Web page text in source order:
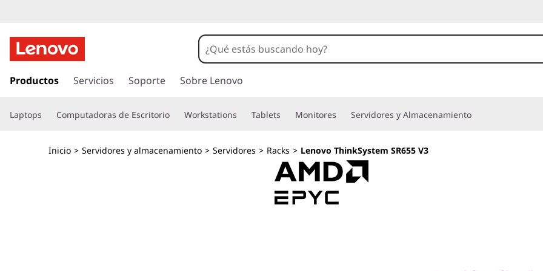
r
c
Productos Servicios Soporte Sobre Lenovo
Laptops Computadoras de Escritorio Workstations Tablets Monitores Servidores y Almacenamiento
Inicio > Servidores y almacenamiento > Servidores > Racks > Lenovo ThinkSystem SR655 V3